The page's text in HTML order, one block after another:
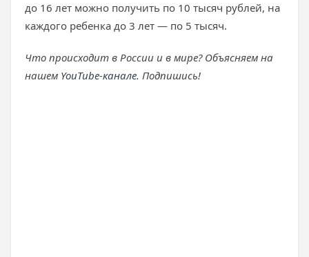
до 16 лет можно получить по 10 тысяч рублей, на
каждого ребенка до 3 лет — по 5 тысяч.
Что происходит в России и в мире? Объясняем на
нашем YouTube-канале. Подпишись!